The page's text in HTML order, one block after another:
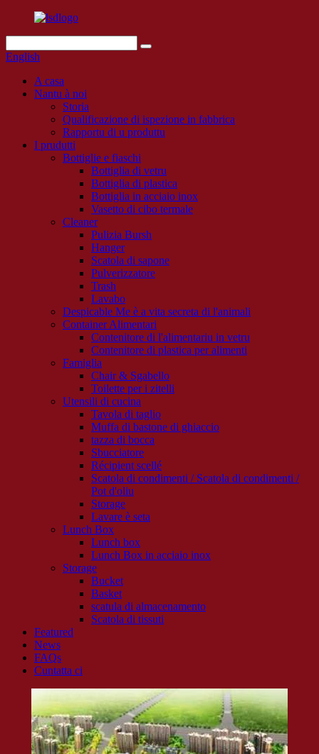
English
A casa
Nantu à noi
Storia
Qualificazione di ispezione in fabbrica
Rapportu di u produttu
I prudutti
Bottiglie e fiaschi
Bottiglia di vetru
Bottiglia di plastica
Bottiglia in acciaio inox
Vasetto di cibo termale
Cleaner
Pulizia Bursh
Hanger
Scatola di sapone
Pulverizzatore
Trash
Lavabo
Despicable Me è a vita secreta di l'animali
Container Alimentari
Contenitore di l'alimentariu in vetru
Contenitore di plastica per alimenti
Famiglia
Chair & Sgabello
Toilette per i zitelli
Utensili di cucina
Tavola di taglio
Muffa di bastone di ghiaccio
tazza di bocca
Sbucciatore
Récipient scellé
Scatola di condimenti / Scatola di condimenti /
Pot d'oliu
Storage
Lavare è seta
Lunch Box
Lunch box
Lunch Box in acciaio inox
Storage
Bucket
Basket
scatula di almacenamento
Scatola di tissuti
Featured
News
FAQs
Cuntatta ci